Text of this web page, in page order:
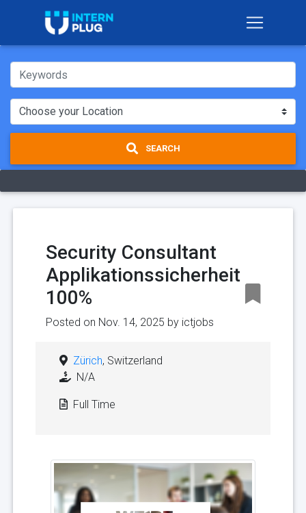
SEARCH
Security Consultant
Applikationssicherheit
100%
Posted on Nov. 14, 2025 by ictjobs
Zürich, Switzerland
N/A
Full Time